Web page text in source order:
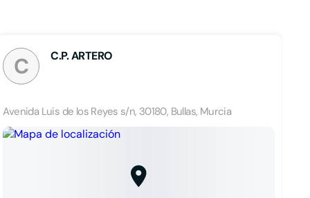
C C.P. ARTERO
Avenida Luis de los Reyes s/n, 30180, Bullas, Murcia